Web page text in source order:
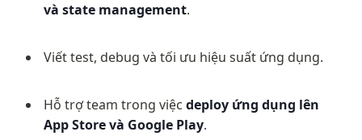
và state management.
Viết test, debug và tối ưu hiệu suất ứng dụng.
Hỗ trợ team trong việc deploy ứng dụng lên
App Store và Google Play.